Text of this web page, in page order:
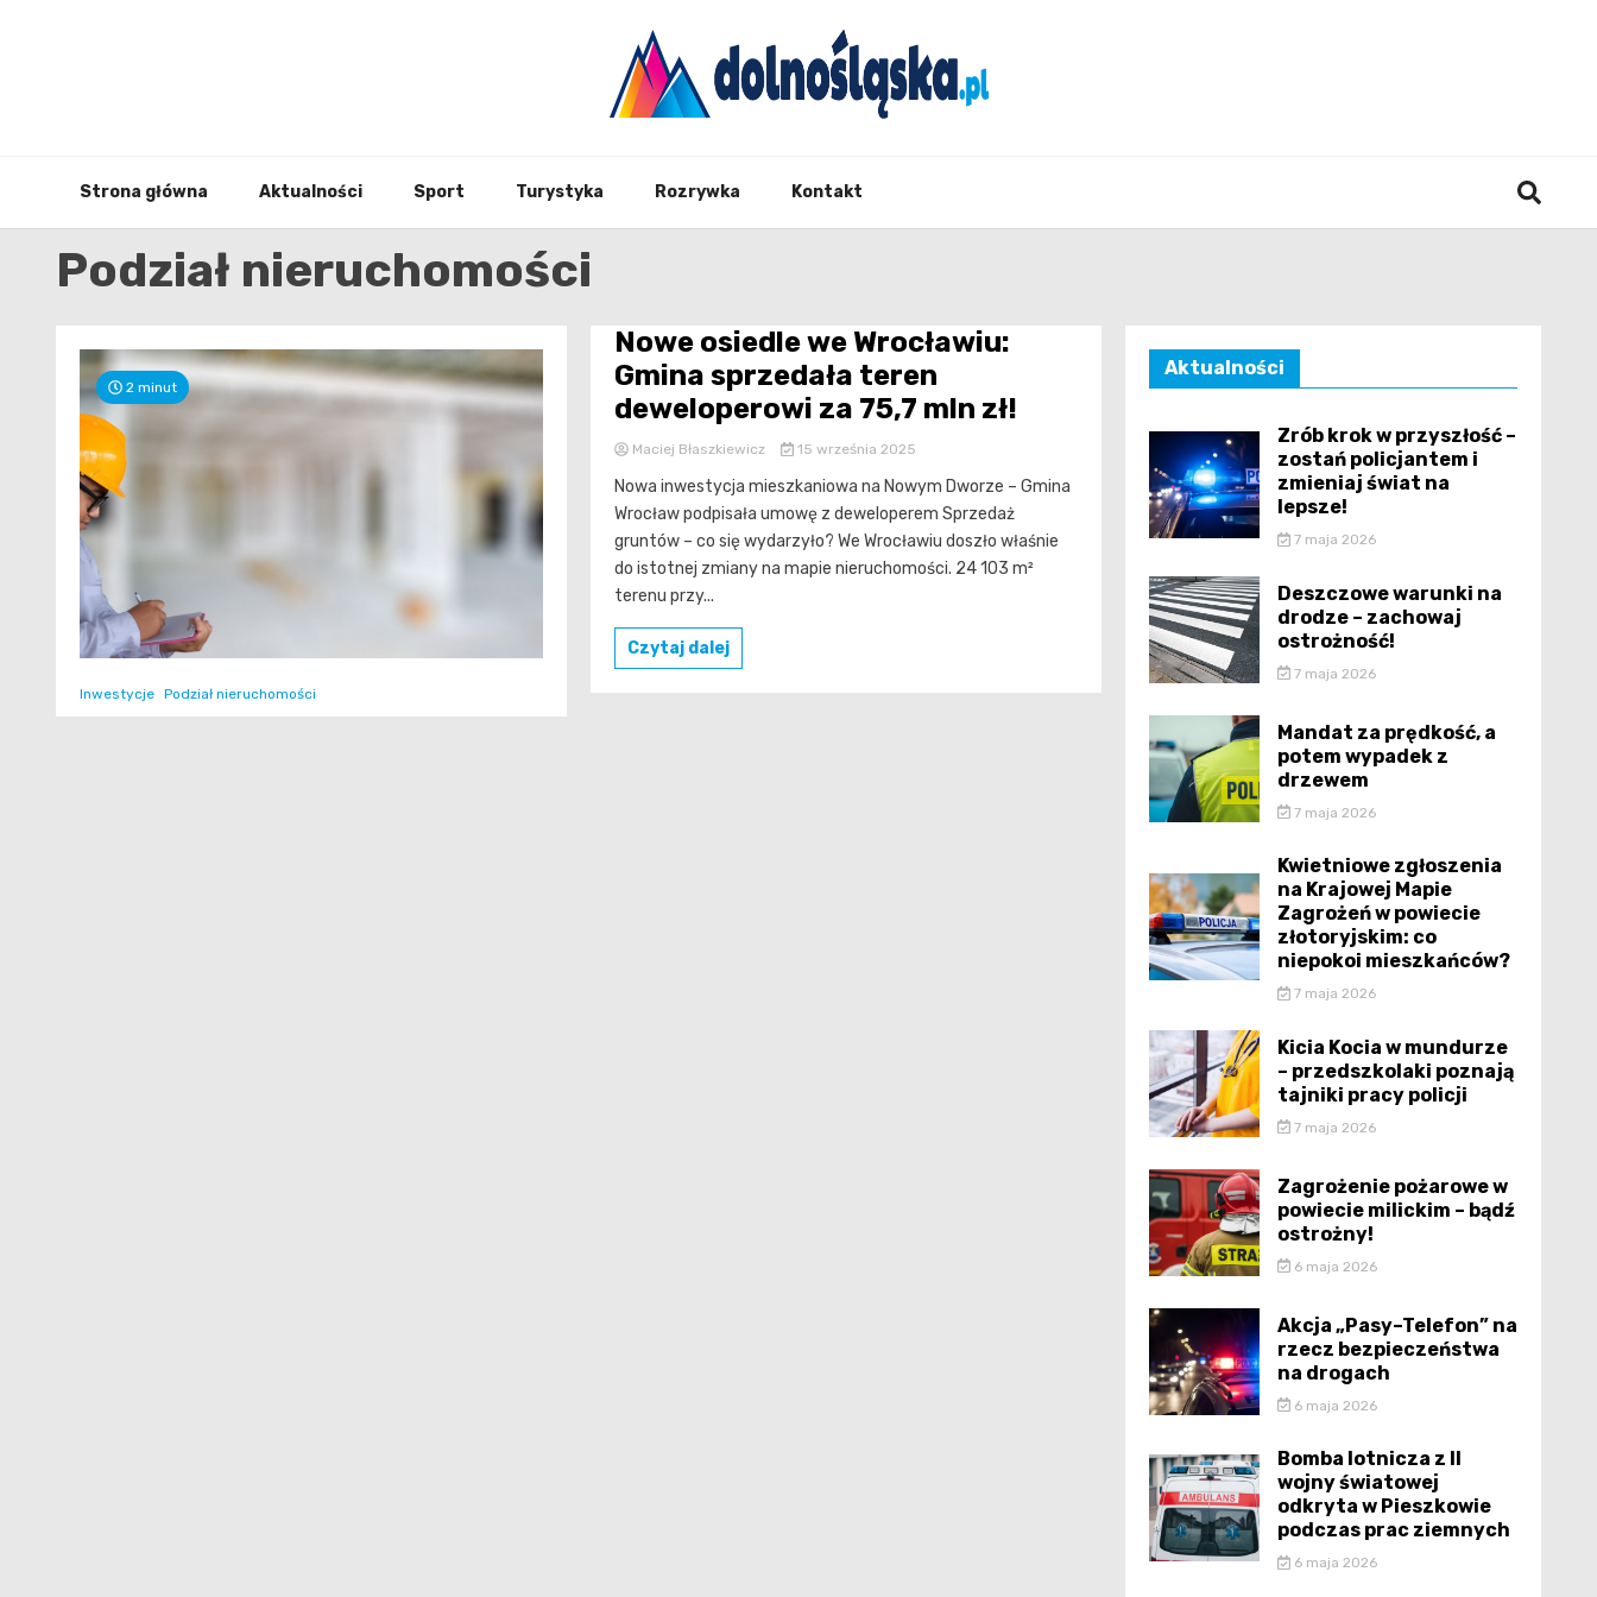
Strona główna Aktualności Sport Turystyka Rozrywka Kontakt
Podział nieruchomości
2 minut
Inwestycje Podział nieruchomości
Nowe osiedle we Wrocławiu:
Gmina sprzedała teren
deweloperowi za 75,7 mln zł!
Maciej Błaszkiewicz 15 września 2025
Nowa inwestycja mieszkaniowa na Nowym Dworze – Gmina
Wrocław podpisała umowę z deweloperem Sprzedaż
gruntów – co się wydarzyło? We Wrocławiu doszło właśnie
do istotnej zmiany na mapie nieruchomości. 24 103 m²
terenu przy...
Czytaj dalej
Aktualności
Zrób krok w przyszłość –
zostań policjantem i
zmieniaj świat na
lepsze!
7 maja 2026
Deszczowe warunki na
drodze – zachowaj
ostrożność!
7 maja 2026
Mandat za prędkość, a
potem wypadek z
drzewem
7 maja 2026
Kwietniowe zgłoszenia
na Krajowej Mapie
Zagrożeń w powiecie
złotoryjskim: co
niepokoi mieszkańców?
7 maja 2026
Kicia Kocia w mundurze
– przedszkolaki poznają
tajniki pracy policji
7 maja 2026
Zagrożenie pożarowe w
powiecie milickim – bądź
ostrożny!
6 maja 2026
Akcja „Pasy–Telefon” na
rzecz bezpieczeństwa
na drogach
6 maja 2026
Bomba lotnicza z II
wojny światowej
odkryta w Pieszkowie
podczas prac ziemnych
6 maja 2026